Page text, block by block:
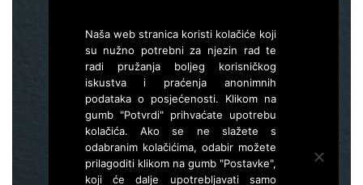
Večna pot 2, SI – 1000 Ljubljana
Elife.lynx.eu@gmail.com
W
www.zgs.si
Sitemap
Naša web stranica koristi kolačiće koji
su nužno potrebni za njezin rad te
radi pružanja boljeg korisničkog
iskustva i praćenja anonimnih
podataka o posjećenosti. Klikom na
gumb "Potvrdi" prihvaćate upotrebu
kolačića. Ako se ne slažete s
odabranim kolačićima, odabir možete
prilagoditi klikom na gumb "Postavke",
koji će dalje upotrebljavati samo